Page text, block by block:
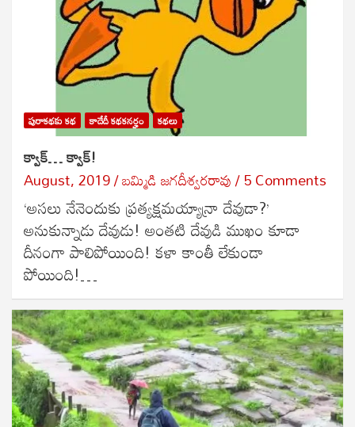
పురాకథకు కథ కాదేదీ కథకనర్హం కథలు
క్వాక్… క్వాక్!
August, 2019 బ‌మ్మిడి జ‌గ‌దీశ్వ‌ర‌రావు 5 Comments
‘అసలు నేనెందుకు ప్రత్యక్షమయ్యాన్రా దేవుడా?’
అనుకున్నాడు దేవుడు! అంతటి దేవుడి ముఖం కూడా
దీనంగా పాలిపోయింది! కళా కాంతీ లేకుండా
పోయింది!…